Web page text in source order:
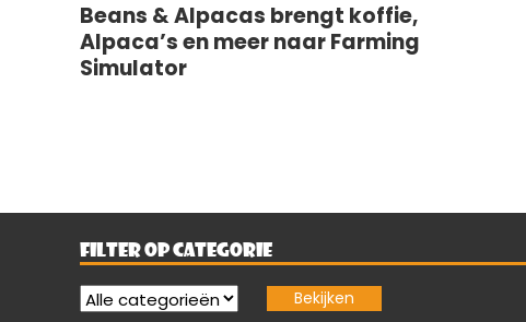
Beans & Alpacas brengt koffie,
Alpaca’s en meer naar Farming
Simulator
FILTER OP CATEGORIE